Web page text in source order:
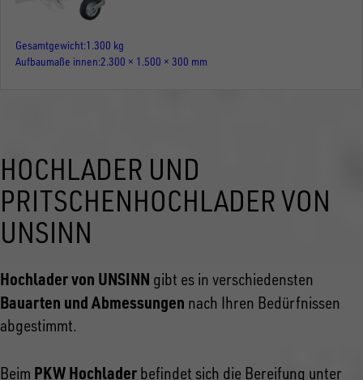
Gesamtgewicht 1.300 kg
Aufbaumaße innen 2.300 × 1.500 × 300 mm
HOCHLADER UND
PRITSCHENHOCHLADER VON
UNSINN
Hochlader von UNSINN gibt es in verschiedensten
Bauarten und Abmessungen nach Ihren Bedürfnissen
abgestimmt.
Beim PKW Hochlader befindet sich die Bereifung unter